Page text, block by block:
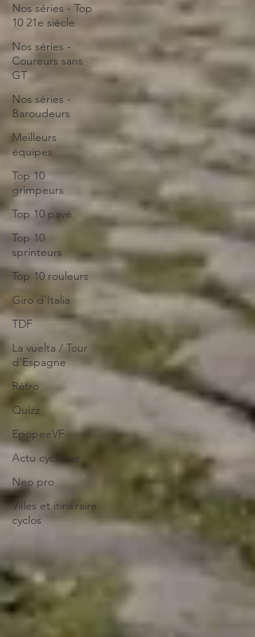
Nos séries - Top
10 21e siècle
Nos séries -
Coureurs sans
GT
Nos séries -
Baroudeurs
Meilleurs
équipes
Top 10
grimpeurs
Top 10 pavé
Top 10
sprinteurs
Top 10 rouleurs
Giro d'Italia
TDF
La vuelta / Tour
d'Espagne
Rétro
Quizz
EpopeeVF
Actu cyclisme
Neo pro
Villes et itinéraire
cyclos